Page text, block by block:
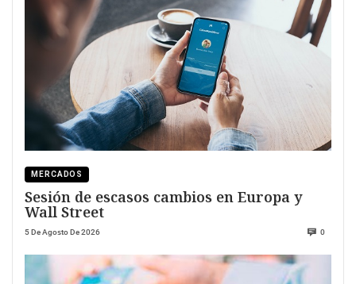
MERCADOS
Sesión de escasos cambios en Europa y
Wall Street
5 De Agosto De 2026 0